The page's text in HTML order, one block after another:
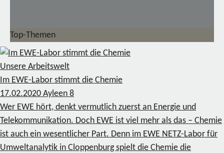
Top-Themen
Unsere Arbeitswelt
Im EWE-Labor stimmt die Chemie
17.02.2020 Ayleen 8
Wer EWE hört, denkt vermutlich zuerst an Energie und
Telekommunikation. Doch EWE ist viel mehr als das – Chemie
ist auch ein wesentlicher Part. Denn im EWE NETZ-Labor für
Umweltanalytik in Cloppenburg spielt die Chemie die